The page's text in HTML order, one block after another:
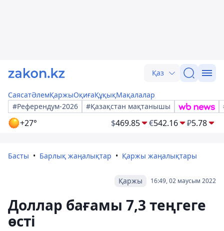
Қаз
СаясатӘлемҚаржыОқиғаҚұқықМақалалар
#Референдум-2026
#Қазақстан мақтанышы
+27° $469.85 €542.16 ₽5.78
Басты Барлық жаңалықтар Қаржы жаңалықтары
16:49, 02 маусым 2022
Қаржы
Доллар бағамы 7,3 теңгеге
өсті